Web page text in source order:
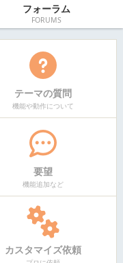
フォーラム
FORUMS
テーマの質問
機能や動作について
要望
機能追加など
カスタマイズ依頼